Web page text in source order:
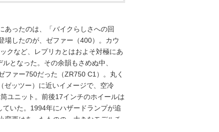
あったのは、「バイクらしさへの回
場したのが、ゼファー（400）。カウ
クなど、レプリカとはおよそ対極にあ
となった。その余韻もさめぬ中、
ァー750だった（ZR750 C1）。丸く
ゼッツー）に近いイメージで、空冷
ユニット。前後17インチのホイールは
いた。1994年にハザードランプが追
更はあったものの、大きなモデルチ